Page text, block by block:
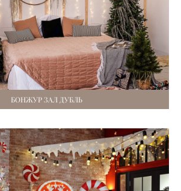
БОНЖУР ЗАЛ ДУБЛЬ